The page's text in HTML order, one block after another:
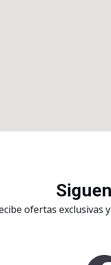
ofertas exclusivas